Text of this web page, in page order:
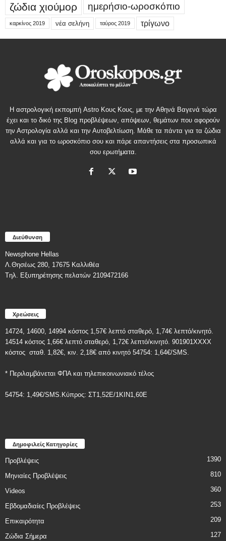
ζώδια χιούμορ ημερήσιο-ωροσκόπιο
καρκίνος 2019 νέα σελήνη ταύρος 2019 τρίγωνο
Η αστρολογική εκπομπή Astro Κους Κους, με την Αθηνά Βαγενά τώρα
έχει και το δικό της Blog προβλέψεων, απόψεων, θεμάτων που αφορούν
την Αστρολογία αλλά και την Αυτοβελτίωση. Μάθε τα πάντα για τα ζώδια
αλλά και για το ωροσκόπιο σου και πάρε απαντήσεις στα προσωπικά
σου ερωτήματα.
Διεύθυνση
Newsphone Hellas
Λ.Θησέως 280, 17675 Καλλιθέα
Tηλ. Εξυπηρέτησης πελατών 2109472166
Χρεώσεις
14724, 14600, 14994 κόστος 1,57€ λεπτό σταθερό, 1,74€ λεπτό/κινητό.
14514 κόστος 1,66€ λεπτό σταθερό, 1,72€ λεπτό/κινητό. 901901ΧΧΧΧ
κόστος σταθ. 1,82€, κιν. 2,18€ από κινητό 54754: 1,64€/SMS.
* Περιλαμβάνεται ΦΠΑ και τηλεπικοινωνιακό τέλος
54754: 1,49€/SMS.Κύπρος: ΣT1,52E/1KIN1,60E
Δημοφιλείς Κατηγορίες
Προβλέψεις 1390
Μηνιαίες Προβλέψεις 810
Videos 360
Εβδομαδιαίες Προβλέψεις 253
Επικαιρότητα 209
Ζώδια Σήμερα 127